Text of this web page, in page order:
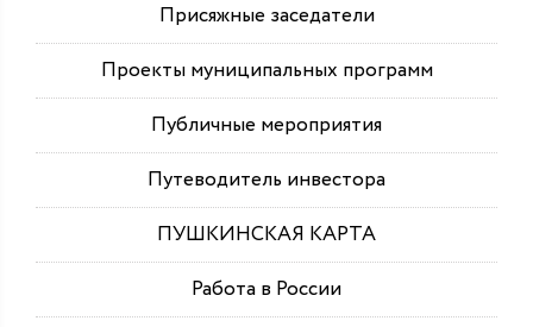
Присяжные заседатели
Проекты муниципальных программ
Публичные мероприятия
Путеводитель инвестора
ПУШКИНСКАЯ КАРТА
Работа в России